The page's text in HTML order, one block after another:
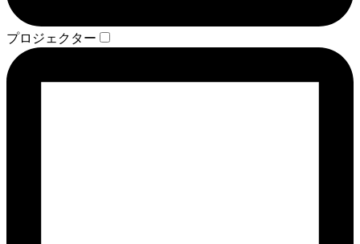
プロジェクター